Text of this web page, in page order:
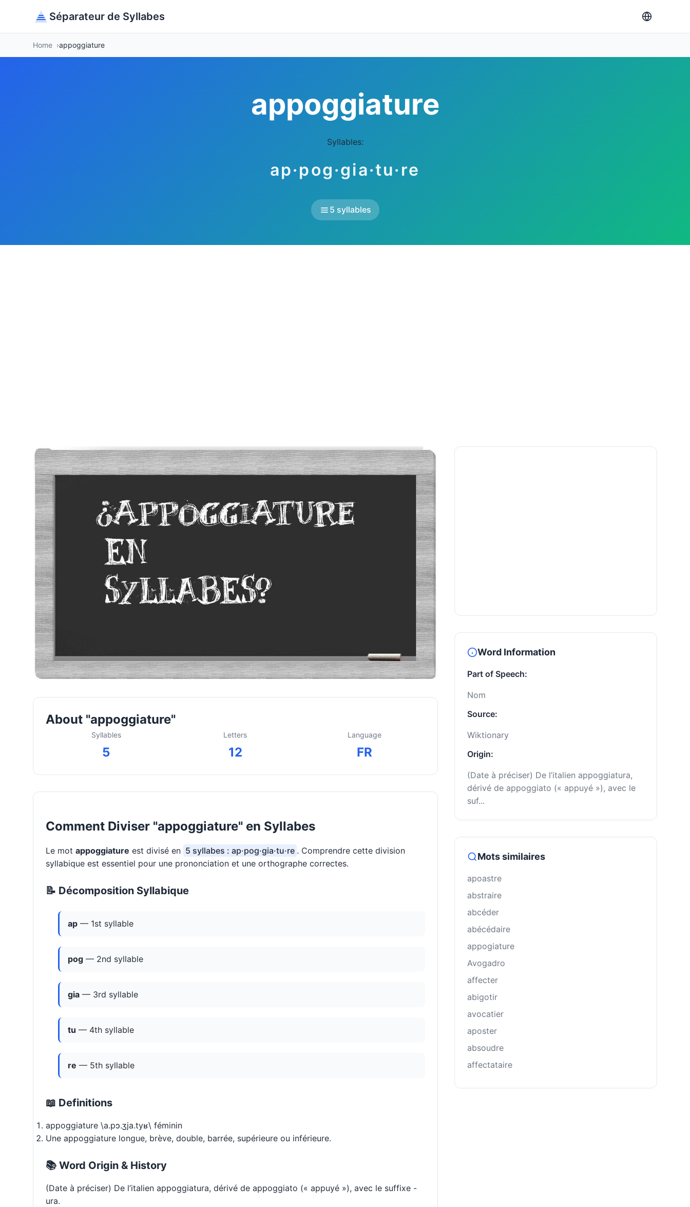
Séparateur de Syllabes
Home appoggiature
appoggiature
Syllables:
ap·pog·gia·tu·re
5 syllables
About "appoggiature"
Syllables
5
Letters
12
Language
FR
Comment Diviser "appoggiature" en Syllabes
Le mot appoggiature est divisé en 5 syllabes : ap·pog·gia·tu·re . Comprendre cette division
syllabique est essentiel pour une prononciation et une orthographe correctes.
📝 Décomposition Syllabique
ap — 1st syllable
pog — 2nd syllable
gia — 3rd syllable
tu — 4th syllable
re — 5th syllable
📖 Definitions
appoggiature \a.pɔ.ʒja.tyʁ\ féminin
Une appoggiature longue, brève, double, barrée, supérieure ou inférieure.
📚 Word Origin & History
(Date à préciser) De l’italien appoggiatura, dérivé de appoggiato (« appuyé »), avec le suffixe -
ura.
Word Information
Part of Speech:
Nom
Source:
Wiktionary
Origin:
(Date à préciser) De l’italien appoggiatura,
dérivé de appoggiato (« appuyé »), avec le
suf...
Mots similaires
apoastre
abstraire
abcéder
abécédaire
appogiature
Avogadro
affecter
abigotir
avocatier
aposter
absoudre
affectataire